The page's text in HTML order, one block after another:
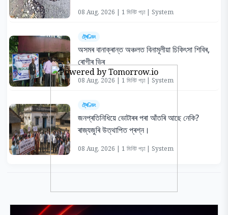
08 Aug, 2026 | 1 মিনিট পঢ়া | System
ট্ৰেণ্ডিং
অসমৰ বানাক্ৰান্ত অঞ্চলত বিনামূলীয়া চিকিৎসা শিবিৰ,
ৰোগীৰ ভিৰ
08 Aug, 2026 | 1 মিনিট পঢ়া | System
ট্ৰেণ্ডিং
জনপ্ৰতিনিধিয়ে ভোটাৰৰ পৰা আঁতৰি আছে নেকি?
ৰাজ্যজুৰি উত্থাপিত প্ৰশ্ন।
08 Aug, 2026 | 1 মিনিট পঢ়া | System